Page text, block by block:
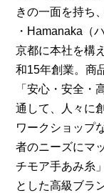
きの一面を持ち
・Hamanaka（
京都に本社を構
和15年創業。商
「安心・安全・
通して、人々に
ワークショップ
者のニーズにマ
チモア手あみ糸
とした高級ブラ